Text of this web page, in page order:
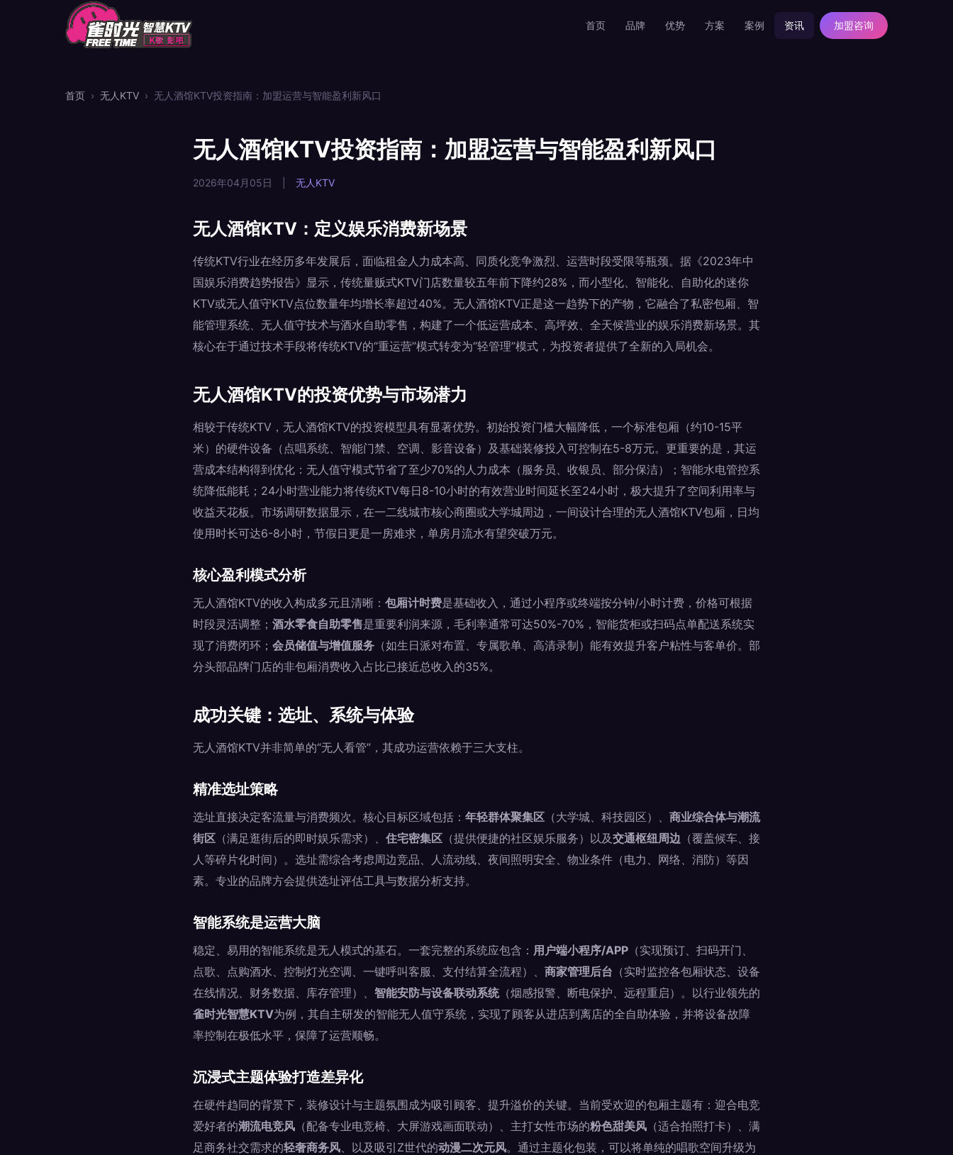
首页 品牌 优势 方案 案例 资讯 加盟咨询
首页 › 无人KTV › 无人酒馆KTV投资指南：加盟运营与智能盈利新风口
无人酒馆KTV投资指南：加盟运营与智能盈利新风口
2026年04月05日 无人KTV
无人酒馆KTV：定义娱乐消费新场景
传统KTV行业在经历多年发展后，面临租金人力成本高、同质化竞争激烈、运营时段受限等瓶颈。据《2023年中
国娱乐消费趋势报告》显示，传统量贩式KTV门店数量较五年前下降约28%，而小型化、智能化、自助化的迷你
KTV或无人值守KTV点位数量年均增长率超过40%。无人酒馆KTV正是这一趋势下的产物，它融合了私密包厢、智
能管理系统、无人值守技术与酒水自助零售，构建了一个低运营成本、高坪效、全天候营业的娱乐消费新场景。其
核心在于通过技术手段将传统KTV的“重运营”模式转变为“轻管理”模式，为投资者提供了全新的入局机会。
无人酒馆KTV的投资优势与市场潜力
相较于传统KTV，无人酒馆KTV的投资模型具有显著优势。初始投资门槛大幅降低，一个标准包厢（约10-15平
米）的硬件设备（点唱系统、智能门禁、空调、影音设备）及基础装修投入可控制在5-8万元。更重要的是，其运
营成本结构得到优化：无人值守模式节省了至少70%的人力成本（服务员、收银员、部分保洁）；智能水电管控系
统降低能耗；24小时营业能力将传统KTV每日8-10小时的有效营业时间延长至24小时，极大提升了空间利用率与
收益天花板。市场调研数据显示，在一二线城市核心商圈或大学城周边，一间设计合理的无人酒馆KTV包厢，日均
使用时长可达6-8小时，节假日更是一房难求，单房月流水有望突破万元。
核心盈利模式分析
无人酒馆KTV的收入构成多元且清晰： 包厢计时费是基础收入，通过小程序或终端按分钟/小时计费，价格可根据
时段灵活调整； 酒水零食自助零售是重要利润来源，毛利率通常可达50%-70%，智能货柜或扫码点单配送系统实
现了消费闭环； 会员储值与增值服务 （如生日派对布置、专属歌单、高清录制）能有效提升客户粘性与客单价。部
分头部品牌门店的非包厢消费收入占比已接近总收入的35%。
成功关键：选址、系统与体验
无人酒馆KTV并非简单的“无人看管”，其成功运营依赖于三大支柱。
精准选址策略
选址直接决定客流量与消费频次。核心目标区域包括： 年轻群体聚集区 （大学城、科技园区）、 商业综合体与潮流
街区 （满足逛街后的即时娱乐需求）、 住宅密集区 （提供便捷的社区娱乐服务）以及交通枢纽周边 （覆盖候车、接
人等碎片化时间）。选址需综合考虑周边竞品、人流动线、夜间照明安全、物业条件（电力、网络、消防）等因
素。专业的品牌方会提供选址评估工具与数据分析支持。
智能系统是运营大脑
稳定、易用的智能系统是无人模式的基石。一套完整的系统应包含： 用户端小程序/APP （实现预订、扫码开门、
点歌、点购酒水、控制灯光空调、一键呼叫客服、支付结算全流程）、 商家管理后台 （实时监控各包厢状态、设备
在线情况、财务数据、库存管理）、 智能安防与设备联动系统（烟感报警、断电保护、远程重启）。以行业领先的
雀时光智慧KTV为例，其自主研发的智能无人值守系统，实现了顾客从进店到离店的全自助体验，并将设备故障
率控制在极低水平，保障了运营顺畅。
沉浸式主题体验打造差异化
在硬件趋同的背景下，装修设计与主题氛围成为吸引顾客、提升溢价的关键。当前受欢迎的包厢主题有：迎合电竞
爱好者的潮流电竞风 （配备专业电竞椅、大屏游戏画面联动）、主打女性市场的粉色甜美风 （适合拍照打卡）、满
足商务社交需求的轻奢商务风、以及吸引Z世代的动漫二次元风。通过主题化包装，可以将单纯的唱歌空间升级为